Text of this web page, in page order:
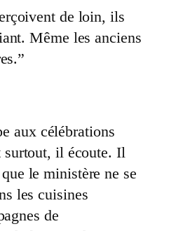
de loin, ils
Même les anciens
aux célébrations
surtout, il écoute. Il
le ministère ne se
les cuisines
de